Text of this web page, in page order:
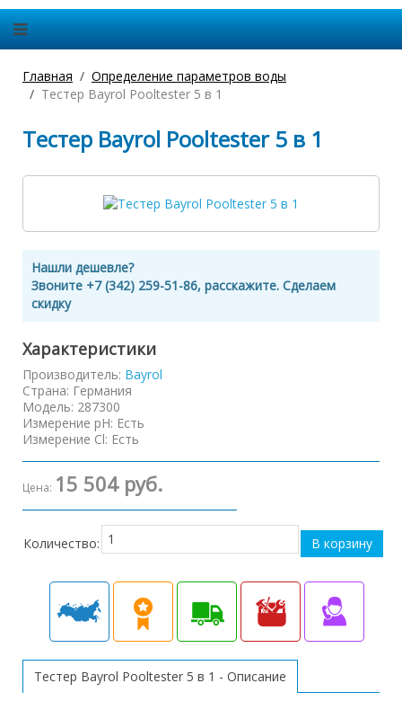
Главная
Определение параметров воды
Тестер Bayrol Pooltester 5 в 1
Тестер Bayrol Pooltester 5 в 1
Нашли дешевле?
Звоните +7 (342) 259-51-86, расскажите. Сделаем
скидку
Характеристики
Производитель: Bayrol
Страна: Германия
Модель: 287300
Измерение pH: Есть
Измерение Cl: Есть
Цена: 15 504 руб.
Количество:
Тестер Bayrol Pooltester 5 в 1 - Описание